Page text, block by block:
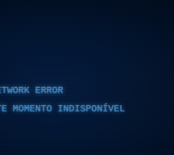
ERROR
MOMENTO INDISPONÍVEL